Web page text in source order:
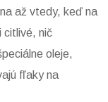
až vtedy, keď na
citlivé, nič
oleje,
fľaky na